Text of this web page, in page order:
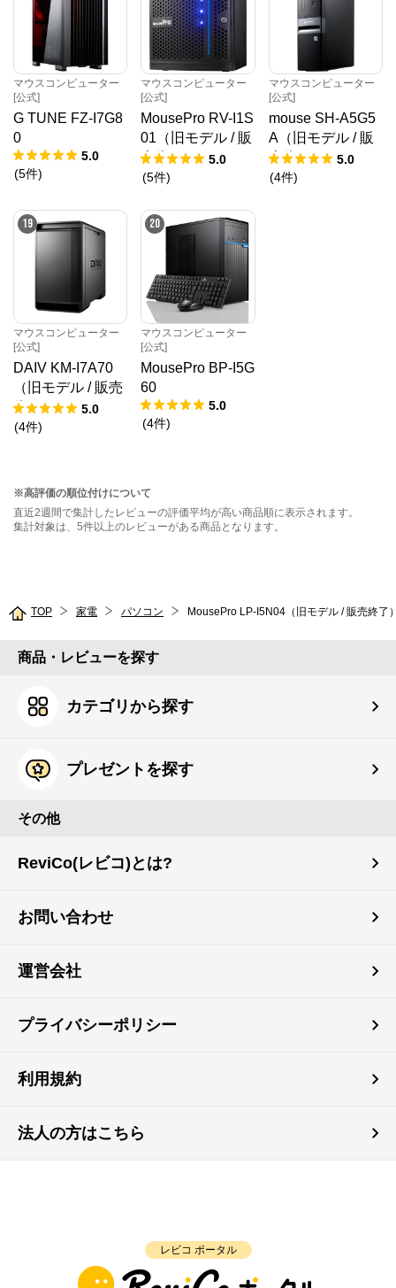
マウスコンピューター
[公式]
G TUNE FZ-I7G8
0
5.0
(5件)
マウスコンピューター
[公式]
MousePro RV-I1S
01（旧モデル / 販
売終了）
5.0
(5件)
マウスコンピューター
[公式]
mouse SH-A5G5
A（旧モデル / 販
売終了）
5.0
(4件)
19
マウスコンピューター
[公式]
DAIV KM-I7A70
（旧モデル / 販売
終了）
5.0
(4件)
20
マウスコンピューター
[公式]
MousePro BP-I5G
60
5.0
(4件)
※高評価の順位付けについて
直近2週間で集計したレビューの評価平均が高い商品順に表示されます。
集計対象は、5件以上のレビューがある商品となります。
TOP 家電 パソコン MousePro LP-I5N04（旧モデル / 販売終了
商品・レビューを探す
カテゴリから探す
プレゼントを探す
その他
ReviCo(レビコ)とは?
お問い合わせ
運営会社
プライバシーポリシー
利用規約
法人の方はこちら
レビコ ポータル